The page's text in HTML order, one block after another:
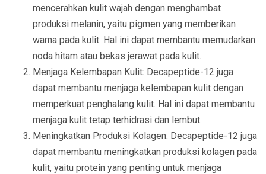
mencerahkan kulit wajah dengan menghambat
produksi melanin, yaitu pigmen yang memberikan
warna pada kulit. Hal ini dapat membantu memudarkan
noda hitam atau bekas jerawat pada kulit.
Menjaga Kelembapan Kulit: Decapeptide-12 juga
dapat membantu menjaga kelembapan kulit dengan
memperkuat penghalang kulit. Hal ini dapat membantu
menjaga kulit tetap terhidrasi dan lembut.
Meningkatkan Produksi Kolagen: Decapeptide-12 juga
dapat membantu meningkatkan produksi kolagen pada
kulit, yaitu protein yang penting untuk menjaga